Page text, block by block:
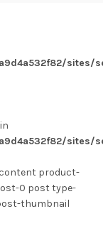
sites/
sites/
product-
0 post type-
thumbnail